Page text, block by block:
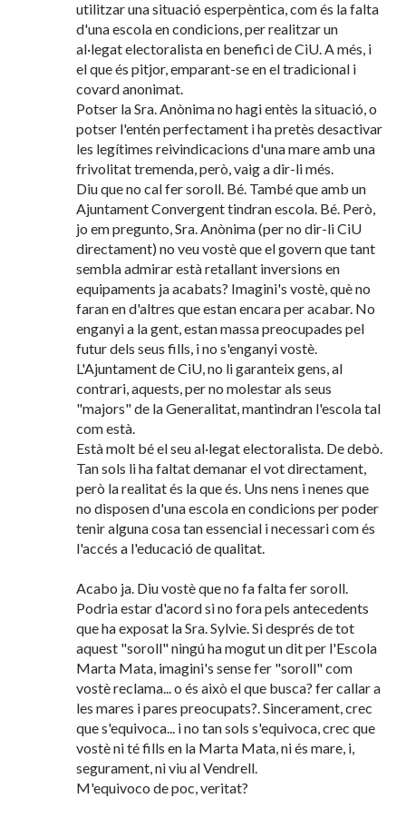
utilitzar una situació esperpèntica, com és la falta
d'una escola en condicions, per realitzar un
al·legat electoralista en benefici de CiU. A més, i
el que és pitjor, emparant-se en el tradicional i
covard anonimat.
Potser la Sra. Anònima no hagi entès la situació, o
potser l'entén perfectament i ha pretès desactivar
les legítimes reivindicacions d'una mare amb una
frivolitat tremenda, però, vaig a dir-li més.
Diu que no cal fer soroll. Bé. També que amb un
Ajuntament Convergent tindran escola. Bé. Però,
jo em pregunto, Sra. Anònima (per no dir-li CiU
directament) no veu vostè que el govern que tant
sembla admirar està retallant inversions en
equipaments ja acabats? Imagini's vostè, què no
faran en d'altres que estan encara per acabar. No
enganyi a la gent, estan massa preocupades pel
futur dels seus fills, i no s'enganyi vostè.
L'Ajuntament de CiU, no li garanteix gens, al
contrari, aquests, per no molestar als seus
"majors" de la Generalitat, mantindran l'escola tal
com està.
Està molt bé el seu al·legat electoralista. De debò.
Tan sols li ha faltat demanar el vot directament,
però la realitat és la que és. Uns nens i nenes que
no disposen d'una escola en condicions per poder
tenir alguna cosa tan essencial i necessari com és
l'accés a l'educació de qualitat.
Acabo ja. Diu vostè que no fa falta fer soroll.
Podria estar d'acord si no fora pels antecedents
que ha exposat la Sra. Sylvie. Si després de tot
aquest "soroll" ningú ha mogut un dit per l'Escola
Marta Mata, imagini's sense fer "soroll" com
vostè reclama... o és això el que busca? fer callar a
les mares i pares preocupats?. Sincerament, crec
que s'equivoca... i no tan sols s'equivoca, crec que
vostè ni té fills en la Marta Mata, ni és mare, i,
segurament, ni viu al Vendrell.
M'equivoco de poc, veritat?